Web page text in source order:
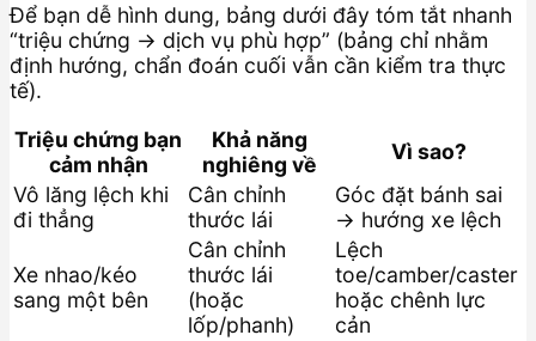
Để bạn dễ hình dung, bảng dưới đây tóm tắt nhanh
“triệu chứng → dịch vụ phù hợp” (bảng chỉ nhằm
định hướng, chẩn đoán cuối vẫn cần kiểm tra thực
tế).
Triệu chứng bạn
cảm nhận
Khả năng
nghiêng về
Vì sao?
Vô lăng lệch khi
đi thẳng
Cân chỉnh
thước lái
Góc đặt bánh sai
→ hướng xe lệch
Xe nhao/kéo
sang một bên
Cân chỉnh
thước lái
(hoặc
lốp/phanh)
Lệch
toe/camber/caster
hoặc chênh lực
cản